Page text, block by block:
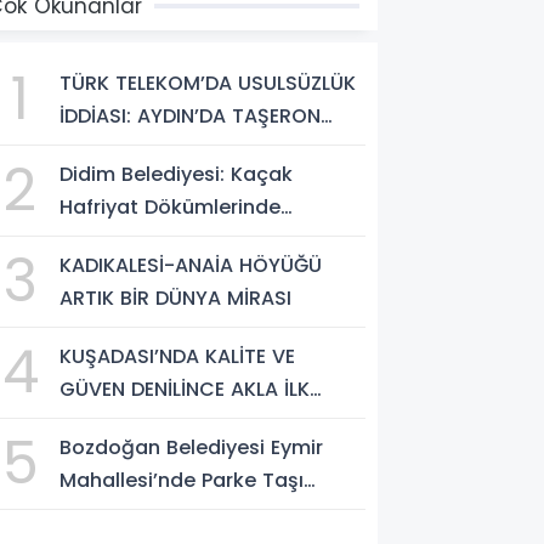
Okunanlar
1
TÜRK TELEKOM’DA USULSÜZLÜK
İDDİASI: AYDIN’DA TAŞERON
ARIYOR
2
Didim Belediyesi: Kaçak
Hafriyat Dökümlerinde
Firmalar Tespit Edildi
3
KADIKALESİ-ANAİA HÖYÜĞÜ
ARTIK BİR DÜNYA MİRASI
4
KUŞADASI’NDA KALİTE VE
GÜVEN DENİLİNCE AKLA İLK
5
Bozdoğan Belediyesi Eymir
Mahallesi’nde Parke Taşı